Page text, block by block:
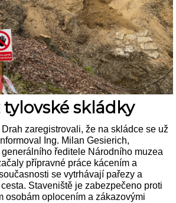
skládky
zaregistrovali, že na skládce se už
Ing. Milan Gesierich,
ředitele Národního muzea
přípravné práce kácením a
se vytrhávají pařezy a
Staveniště je zabezpečeno proti
osobám oplocením a zákazovými